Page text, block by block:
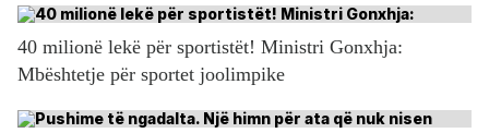
40 milionë lekë për sportistët! Ministri Gonxhja:
Mbështetje për sportet joolimpike